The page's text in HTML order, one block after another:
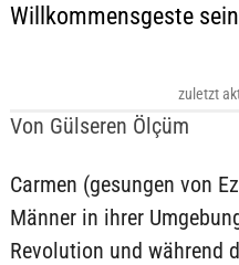
Willkommensgeste
Von Gülseren Ölçüm
zuletzt
Carmen (gesungen von
Männer in ihrer
Revolution und während